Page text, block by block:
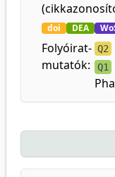
doi DEA
Folyóirat-
mutatók:
Q2
Q1